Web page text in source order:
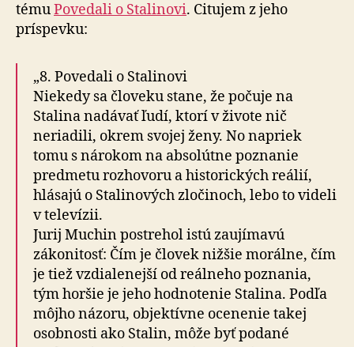
témuPovedali o Stalinovi. Citujem z jeho
príspevku:
„8. Povedali o Stalinovi
Niekedy sa človeku stane, že počuje na
Stalina nadávať ľudí, ktorí v živote nič
neriadili, okrem svojej ženy. No napriek
tomu s nárokom na absolútne poznanie
predmetu rozhovoru a historických reálií,
hlásajú o Stalinových zločinoch, lebo to videli
v televízii.
Jurij Muchin postrehol istú zaujímavú
zákonitosť: Čím je človek nižšie morálne, čím
je tiež vzdialenejší od reálneho poznania,
tým horšie je jeho hodnotenie Stalina. Podľa
môjho názoru, objektívne ocenenie takej
osobnosti ako Stalin, môže byť podané